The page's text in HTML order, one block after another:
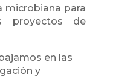
microbiana para
proyectos de
en las
y